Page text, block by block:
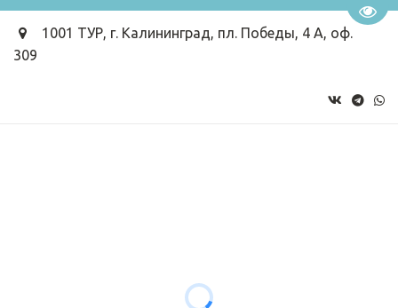
1001 ТУР, г. Калининград, пл. Победы, 4 А, оф.
309